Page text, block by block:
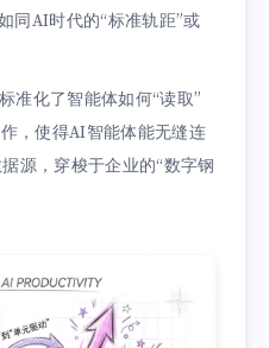
同AI时代的“标准轨距”或
准化了智能体如何“读取”
，使得AI智能体能无缝连
源，穿梭于企业的“数字钢